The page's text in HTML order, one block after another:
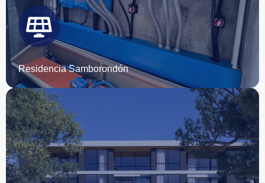
Residencia Samborondón
ESCRÍBENOS